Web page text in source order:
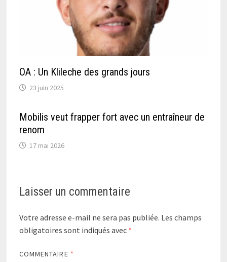
OA : Un Klileche des grands jours
23 juin 2025
Mobilis veut frapper fort avec un entraîneur de
renom
17 mai 2026
Laisser un commentaire
Votre adresse e-mail ne sera pas publiée. Les champs
obligatoires sont indiqués avec *
COMMENTAIRE *